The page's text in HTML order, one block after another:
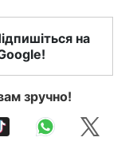
на
зручно!